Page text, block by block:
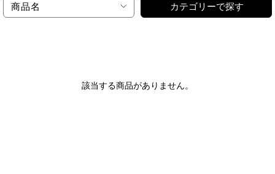
商品名 カテゴリーで探す
該当する商品がありません。